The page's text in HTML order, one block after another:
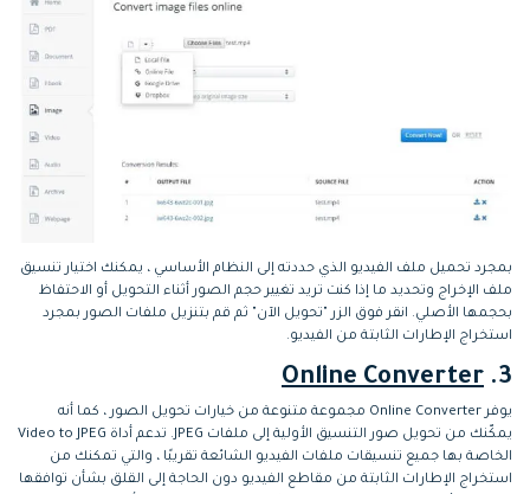
بمجرد تحميل ملف الفيديو الذي حددته إلى النظام الأساسي ، يمكنك اختيار تنسيق
ملف الإخراج وتحديد ما إذا كنت تريد تغيير حجم الصور أثناء التحويل أو الاحتفاظ
بحجمها الأصلي. انقر فوق الزر "تحويل الآن" ثم قم بتنزيل ملفات الصور بمجرد
استخراج الإطارات الثابتة من الفيديو.
3.
Online Converter
يوفر Online Converter مجموعة متنوعة من خيارات تحويل الصور ، كما أنه
يمكّنك من تحويل صور التنسيق الأولية إلى ملفات JPEG. تدعم أداة Video to JPEG
الخاصة بها جميع تنسيقات ملفات الفيديو الشائعة تقريبًا ، والتي تمكنك من
استخراج الإطارات الثابتة من مقاطع الفيديو دون الحاجة إلى القلق بشأن توافقها